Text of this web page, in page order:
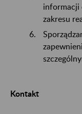
informacji
zakresu
Kontakt